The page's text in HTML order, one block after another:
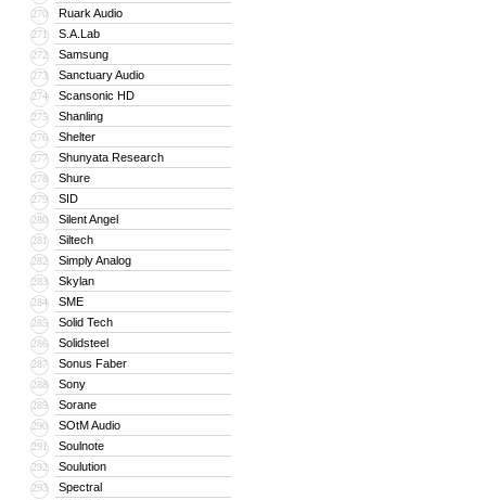
270 Ruark Audio
271 S.A.Lab
272 Samsung
273 Sanctuary Audio
274 Scansonic HD
275 Shanling
276 Shelter
277 Shunyata Research
278 Shure
279 SID
280 Silent Angel
281 Siltech
282 Simply Analog
283 Skylan
284 SME
285 Solid Tech
286 Solidsteel
287 Sonus Faber
288 Sony
289 Sorane
290 SOtM Audio
291 Soulnote
292 Soulution
293 Spectral